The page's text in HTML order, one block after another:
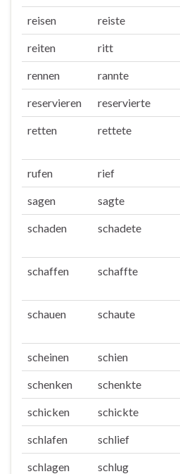
reisen reiste
reiten ritt
rennen rannte
reservieren reservierte
retten rettete
rufen rief
sagen sagte
schaden schadete
schaffen schaffte
schauen schaute
scheinen schien
schenken schenkte
schicken schickte
schlafen schlief
schlagen schlug